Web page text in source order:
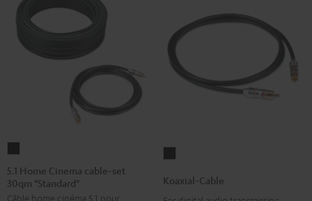
Home
Cinema
5.1 Home Cinema cable-set
30qm "Standard"
Câble home cinéma 5.1 pour
Noir
Koaxial-Cable